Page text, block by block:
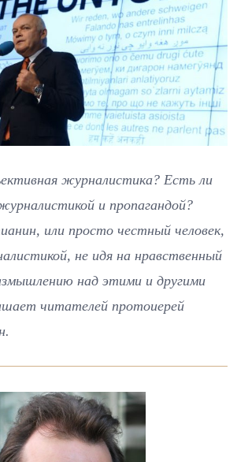
журналистика? Есть ли
и пропагандой?
или просто честный человек,
не идя на нравственный
над этими и другими
читателей протоиерей